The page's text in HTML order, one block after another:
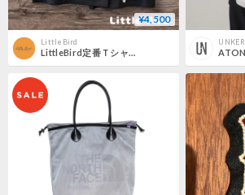
¥4,500
LittleBird
LittleBird定番Ｔシャツ M
UNKER